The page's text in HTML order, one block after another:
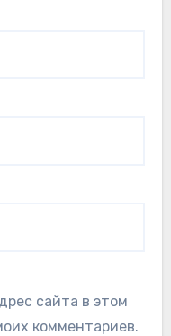
сайта в этом
комментариев.